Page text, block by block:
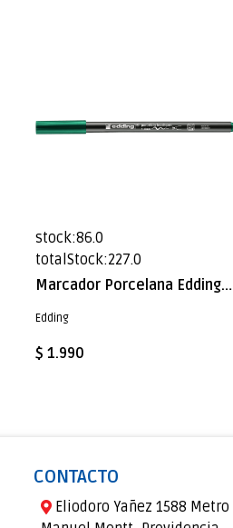
stock:86.0
totalStock:227.0
Marcador Porcelana Edding E-4200 Verde
Edding
$ 1.990
CONTACTO
Eliodoro Yañez 1588 Metro